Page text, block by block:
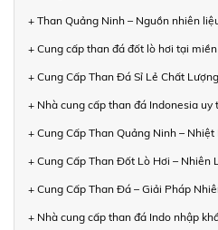
+ Than Quảng Ninh – Nguồn nhiên
+ Cung cấp than đá đốt lò hơi tại
+ Cung Cấp Than Đá Sỉ Lẻ Chất
+ Nhà cung cấp than đá Indonesia
+ Cung Cấp Than Quảng Ninh –
+ Cung Cấp Than Đốt Lò Hơi – Nhiên
+ Cung Cấp Than Đá – Giải Pháp
+ Nhà cung cấp than đá Indo nhập